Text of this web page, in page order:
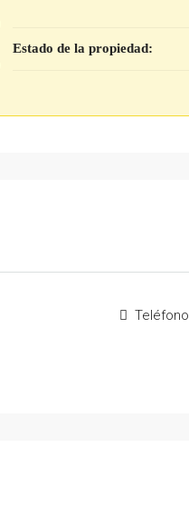
Estado de la propiedad:
Teléfono